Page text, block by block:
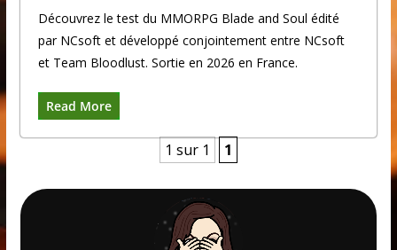
Découvrez le test du MMORPG Blade and Soul édité
par NCsoft et développé conjointement entre NCsoft
et Team Bloodlust. Sortie en 2026 en France.
Read More
1 sur 1 1